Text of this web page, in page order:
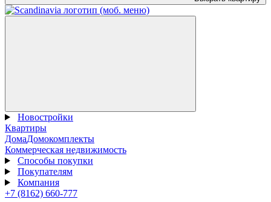
Новостройки
Квартиры
ДомаДомокомплекты
Коммерческая недвижимость
Способы покупки
Покупателям
Компания
+7 (8162) 660-777